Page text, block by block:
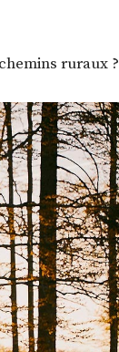
ruraux ?